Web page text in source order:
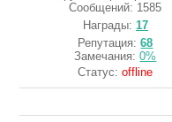
Сообщений: 1585
Награды: 17
Репутация:68
Замечания:0%
Статус:offline